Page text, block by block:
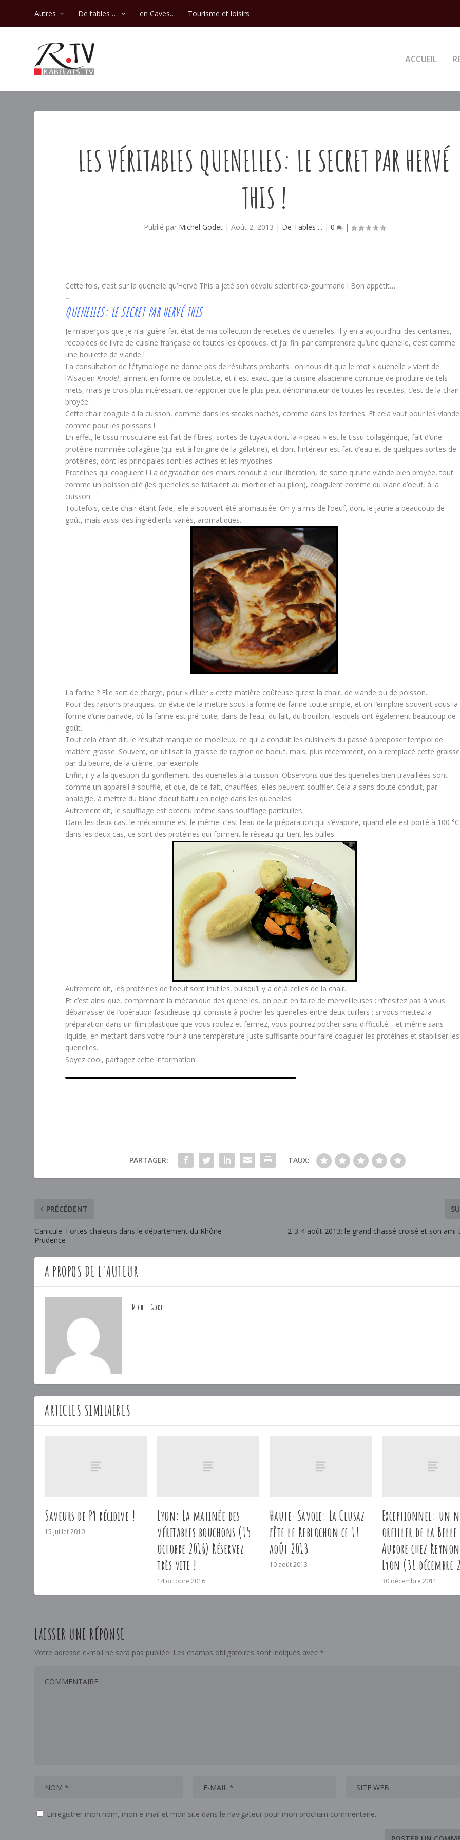
Autres De tables … en Caves… Tourisme et loisirs
ACCUEIL
LES VÉRITABLES QUENELLES: LE SECRET PAR HERVÉ
THIS !
Publié par Michel Godet| Août 2, 2013 | De Tables ... | 0 |
Cette fois, c’est sur la quenelle qu’Hervé This a jeté son dévolu scientifico-gourmand ! Bon appétit…
–
QUENELLES: LE SECRET PAR HERVÉ THIS
Je m’aperçois que je n’ai guère fait état de ma collection de recettes de quenelles. Il y en a aujourd’hui des centaines,
recopiées de livre de cuisine française de toutes les époques, et j’ai fini par comprendre qu’une quenelle, c’est comme
une boulette de viande !
La consultation de l’étymologie ne donne pas de résultats probants : on nous dit que le mot « quenelle » vient de
l’AlsacienKnödel, aliment en forme de boulette, et il est exact que la cuisine alsacienne continue de produire de tels
mets, mais je crois plus intéressant de rapporter que le plus petit dénominateur de toutes les recettes, c’est de la chair
broyée.
Cette chair coagule à la cuisson, comme dans les steaks hachés, comme dans les terrines. Et cela vaut pour les
comme pour les poissons !
En effet, le tissu musculaire est fait de fibres, sortes de tuyaux dont la « peau » est le tissu collagénique, fait d’une
protéine nommée collagène (qui est à l’origine de la gélatine), et dont l’intérieur est fait d’eau et de quelques sortes de
protéines, dont les principales sont les actines et les myosines.
Protéines qui coagulent ! La dégradation des chairs conduit à leur libération, de sorte qu’une viande bien broyée, tout
comme un poisson pilé (les quenelles se faisaient au mortier et au pilon), coagulent comme du blanc d’oeuf, à la
cuisson.
Toutefois, cette chair étant fade, elle a souvent été aromatisée. On y a mis de l’oeuf, dont le jaune a beaucoup de
goût, mais aussi des ingrédients variés, aromatiques.
La farine ? Elle sert de charge, pour « diluer » cette matière coûteuse qu’est la chair, de viande ou de poisson.
Pour des raisons pratiques, on évite de la mettre sous la forme de farine toute simple, et on l’emploie souvent sous la
forme d’une panade, où la farine est pré-cuite, dans de l’eau, du lait, du bouillon, lesquels ont également beaucoup de
goût.
Tout cela étant dit, le résultat manque de moelleux, ce qui a conduit les cuisiniers du passé à proposer l’emploi de
matière grasse. Souvent, on utilisait la graisse de rognon de boeuf, mais, plus récemment, on a remplacé cette graisse
par du beurre, de la crème, par exemple.
Enfin, il y a la question du gonflement des quenelles à la cuisson. Observons que des quenelles bien travaillées sont
comme un appareil à soufflé, et que, de ce fait, chauffées, elles peuvent souffler. Cela a sans doute conduit, par
analogie, à mettre du blanc d’oeuf battu en neige dans les quenelles.
Autrement dit, le soufflage est obtenu même sans soufflage particulier.
Dans les deux cas, le mécanisme est le même: c’est l’eau de la préparation qui s’évapore, quand elle est porté à 100
dans les deux cas, ce sont des protéines qui forment le réseau qui tient les bulles.
Autrement dit, les protéines de l’oeuf sont inutiles, puisqu’il y a déjà celles de la chair.
Et c’est ainsi que, comprenant la mécanique des quenelles, on peut en faire de merveilleuses : n’hésitez pas à vous
débarrasser de l’opération fastidieuse qui consiste à pocher les quenelles entre deux cuillers ; si vous mettez la
préparation dans un film plastique que vous roulez et fermez, vous pourrez pocher sans difficulté… et même sans
liquide, en mettant dans votre four à une température juste suffisante pour faire coaguler les protéines et stabiliser les
quenelles.
Soyez cool, partagez cette information:
PARTAGER: TAUX:
PRÉCÉDENT
Canicule: Fortes chaleurs dans le département du Rhône –
Prudence
2-3-4 août 2013: le grand chassé croisé et son ami
A PROPOS DE L'AUTEUR
Michel Godet
ARTICLES SIMILAIRES
Saveurs de PY récidive !
15 juillet 2010
Lyon: La matinée des
véritables bouchons (15
octobre 2016) Réservez
très vite !
14 octobre 2016
Haute-Savoie: La Clusaz
fête le Reblochon ce 11
août 2013
10 août 2013
Exceptionnel: un
oreiller de la Belle
Aurore chez
Lyon (31 décembre
30 décembre 2011
LAISSER UNE RÉPONSE
Votre adresse e-mail ne sera pas publiée. Les champs obligatoires sont indiqués avec *
Enregistrer mon nom, mon e-mail et mon site dans le navigateur pour mon prochain commentaire.